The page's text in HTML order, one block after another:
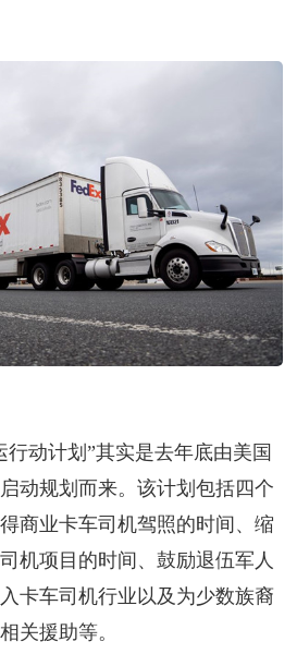
行动计划”其实是去年底由美国
动规划而来。该计划包括四个
商业卡车司机驾照的时间、缩
机项目的时间、鼓励退伍军人
卡车司机行业以及为少数族裔
关援助等。